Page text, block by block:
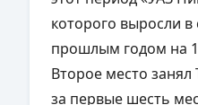
которого выросли в
прошлым годом на
Второе место
за первые шесть